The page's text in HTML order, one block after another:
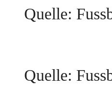
Quelle:
Quelle: